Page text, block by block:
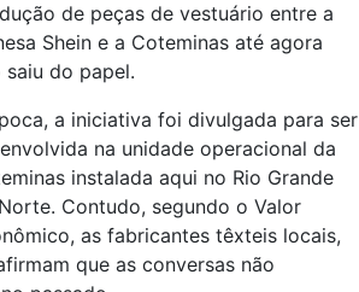
de peças de vestuário entre a
Shein e a Coteminas até agora
saiu do papel.
a iniciativa foi divulgada para ser
na unidade operacional da
instalada aqui no Rio Grande
Contudo, segundo o Valor
as fabricantes têxteis locais,
que as conversas não